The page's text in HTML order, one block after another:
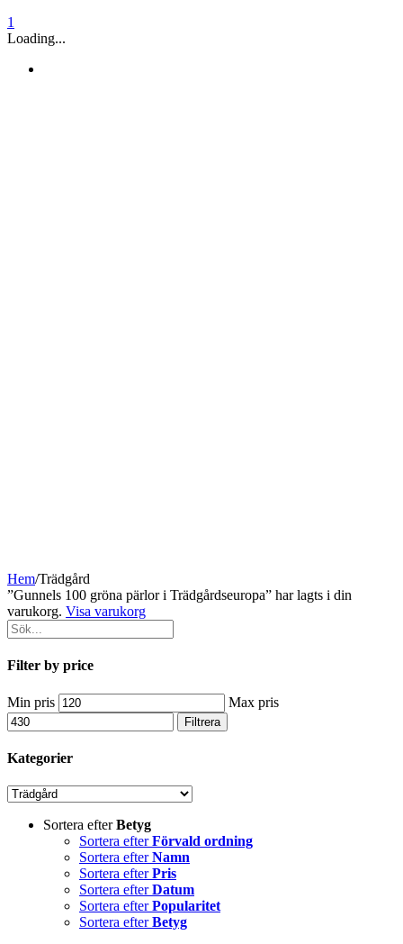
1
Loading...
Hem/Trädgård
”Gunnels 100 gröna pärlor i Trädgårdseuropa” har lagts i din
varukorg. Visa varukorg
Filter by price
Min pris Max pris
Filtrera
Kategorier
Sortera efterBetyg
Sortera efterFörvald ordning
Sortera efterNamn
Sortera efterPris
Sortera efterDatum
Sortera efterPopularitet
Sortera efterBetyg